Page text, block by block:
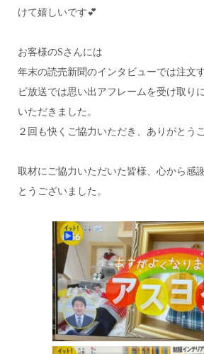
けて嬉しいです💕
お客様のSさんには
年末の読売新聞のインタビューでは注文
ビ放送では思い出アフレームを受け取り
いただきました。
２回も快くご協力いただき、ありがとう
取材にご協力いただいた皆様、心から感
とうございました。